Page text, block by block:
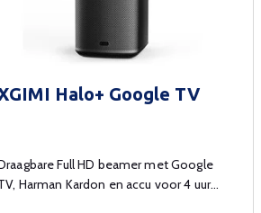
Halo+ Google TV
Full HD beamer met Google
Harman Kardon en accu voor 4 uur